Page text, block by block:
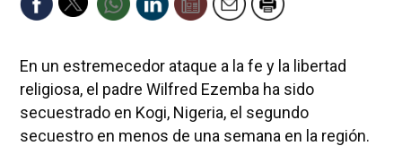
En un estremecedor ataque a la fe y la libertad
religiosa, el padre Wilfred Ezemba ha sido
secuestrado en Kogi, Nigeria, el segundo
secuestro en menos de una semana en la región.